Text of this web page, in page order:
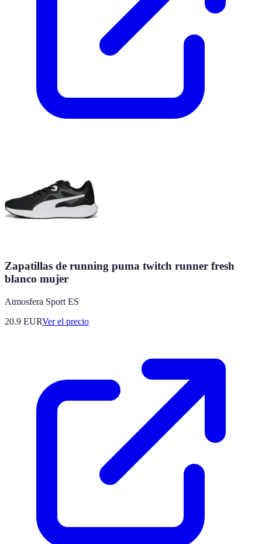
Zapatillas de running puma twitch runner fresh
blanco mujer
Atmosfera Sport ES
20.9 EURVer el precio